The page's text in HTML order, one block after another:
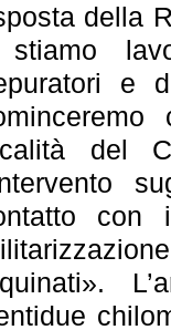
della
e
del
con